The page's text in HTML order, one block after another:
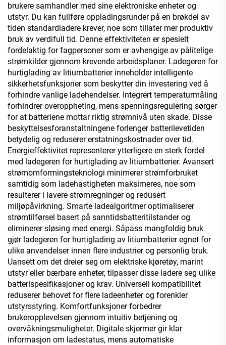
brukere samhandler med sine elektroniske enheter og
utstyr. Du kan fullføre oppladingsrunder på en brøkdel av
tiden standardladere krever, noe som tillater mer produktiv
bruk av verdifull tid. Denne effektiviteten er spesielt
fordelaktig for fagpersoner som er avhengige av pålitelige
strømkilder gjennom krevende arbeidsplaner. Ladegeren for
hurtiglading av litiumbatterier inneholder intelligente
sikkerhetsfunksjoner som beskytter din investering ved å
forhindre vanlige ladehendelser. Integrert temperaturmåling
forhindrer overoppheting, mens spenningsregulering sørger
for at batteriene mottar riktig strømnivå uten skade. Disse
beskyttelsesforanstaltningene forlenger batterilevetiden
betydelig og reduserer erstatningskostnader over tid.
Energieffektivitet representerer ytterligere en sterk fordel
med ladegeren for hurtiglading av litiumbatterier. Avansert
strømomformingsteknologi minimerer strømforbruket
samtidig som ladehastigheten maksimeres, noe som
resulterer i lavere strømregninger og redusert
miljøpåvirkning. Smarte ladealgoritmer optimaliserer
strømtilførsel basert på sanntidsbatteritilstander og
eliminerer sløsing med energi. Såpass mangfoldig bruk
gjør ladegeren for hurtiglading av litiumbatterier egnet for
ulike anvendelser innen flere industrier og personlig bruk.
Uansett om det dreier seg om elektriske kjøretøy, marint
utstyr eller bærbare enheter, tilpasser disse ladere seg ulike
batterispesifikasjoner og krav. Universell kompatibilitet
reduserer behovet for flere ladeenheter og forenkler
utstyrsstyring. Komfortfunksjoner forbedrer
brukeropplevelsen gjennom intuitiv betjening og
overvåkningsmuligheter. Digitale skjermer gir klar
informasjon om ladestatus, mens automatiske